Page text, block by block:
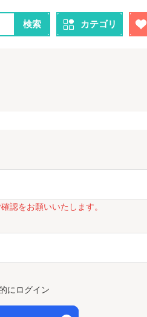
検索 カテゴリ
認をお願いいたします。
にログイン